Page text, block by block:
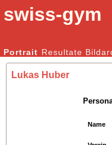
swiss-gym
Kunstturnen Männer |
Portrait Resultate
Lukas Huber
Name